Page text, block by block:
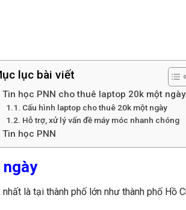
lục bài viết
Tin học PNN cho thuê laptop 20k một ngày
Cấu hình laptop cho thuê 20k một ngày
Hỗ trợ, xử lý vấn đề máy móc nhanh chóng
Tin học PNN
là tại thành phố lớn như thành phố Hồ